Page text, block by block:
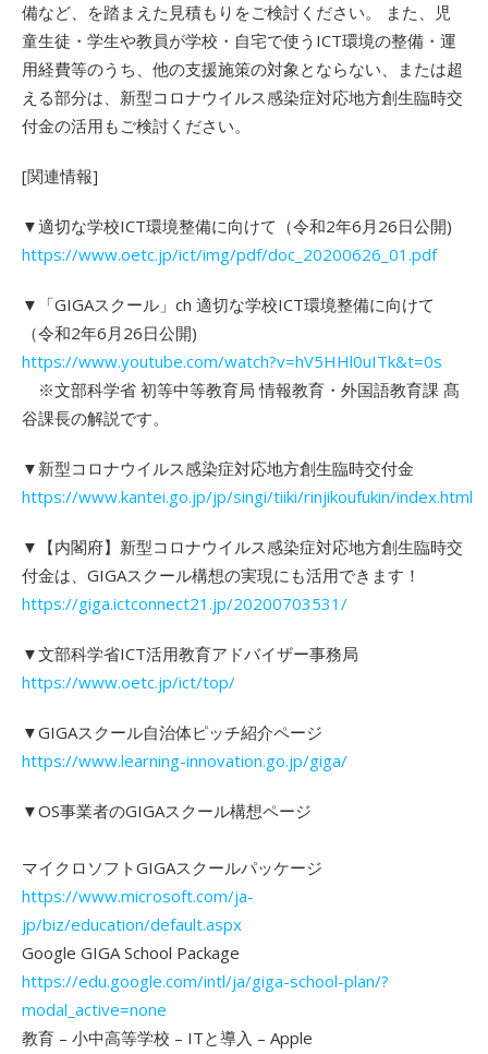
備など、を踏まえた見積もりをご検討ください。 また、児
童⽣徒・学⽣や教員が学校・⾃宅で使うICT環境の整備・運
⽤経費等のうち、他の⽀援施策の対象とならない、または超
える部分は、新型コロナウイルス感染症対応地方創生臨時交
付金の活用もご検討ください。
[関連情報]
▼適切な学校ICT環境整備に向けて（令和2年6月26日公開)
https://www.oetc.jp/ict/img/pdf/doc_20200626_01.pdf
▼「GIGAスクール」ch 適切な学校ICT環境整備に向けて
（令和2年6月26日公開)
https://www.youtube.com/watch?v=hV5HHl0uITk&t=0s
※文部科学省 初等中等教育局 情報教育・外国語教育課 髙
谷課長の解説です。
▼新型コロナウイルス感染症対応地方創生臨時交付金
https://www.kantei.go.jp/jp/singi/tiiki/rinjikoufukin/index.html
▼【内閣府】新型コロナウイルス感染症対応地方創生臨時交
付金は、GIGAスクール構想の実現にも活用できます！
https://giga.ictconnect21.jp/20200703531/
▼文部科学省ICT活用教育アドバイザー事務局
https://www.oetc.jp/ict/top/
▼GIGAスクール自治体ピッチ紹介ページ
https://www.learning-innovation.go.jp/giga/
▼OS事業者のGIGAスクール構想ページ
マイクロソフトGIGAスクールパッケージ
https://www.microsoft.com/ja-
jp/biz/education/default.aspx
Google GIGA School Package
https://edu.google.com/intl/ja/giga-school-plan/?
modal_active=none
教育 – 小中高等学校 – ITと導入 – Apple